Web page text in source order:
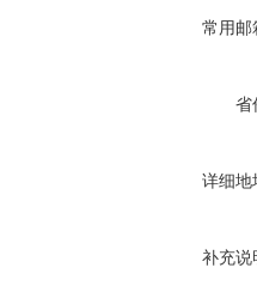
常用邮
省
详细地
补充说